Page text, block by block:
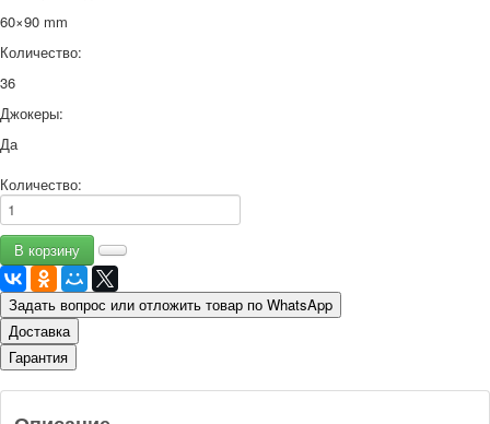
60×90 mm
Количество:
36
Джокеры:
Да
Количество:
Задать вопрос или отложить товар по WhatsApp
Доставка
Гарантия